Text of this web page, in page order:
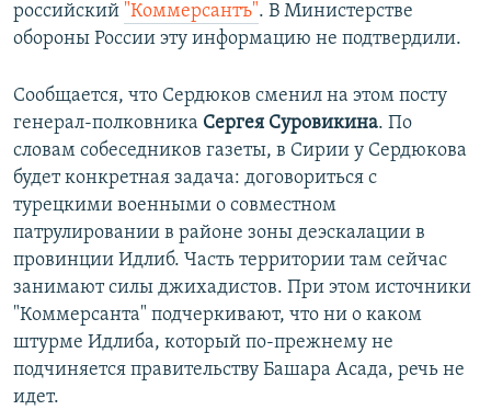
российский "Коммерсантъ". В Министерстве
обороны России эту информацию не подтвердили.
Сообщается, что Сердюков сменил на этом посту
генерал-полковника Сергея Суровикина. По
словам собеседников газеты, в Сирии у Сердюкова
будет конкретная задача: договориться с
турецкими военными о совместном
патрулировании в районе зоны деэскалации в
провинции Идлиб. Часть территории там сейчас
занимают силы джихадистов. При этом источники
"Коммерсанта" подчеркивают, что ни о каком
штурме Идлиба, который по-прежнему не
подчиняется правительству Башара Асада, речь не
идет.